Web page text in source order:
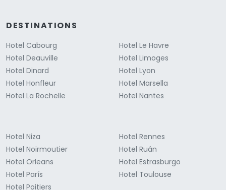
DESTINATIONS
Hotel Cabourg
Hotel Deauville
Hotel Dinard
Hotel Honfleur
Hotel La Rochelle
Hotel Le Havre
Hotel Limoges
Hotel Lyon
Hotel Marsella
Hotel Nantes
Hotel Niza
Hotel Noirmoutier
Hotel Orleans
Hotel París
Hotel Poitiers
Hotel Rennes
Hotel Ruán
Hotel Estrasburgo
Hotel Toulouse